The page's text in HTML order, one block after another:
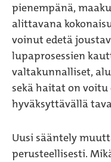
pienempänä,
alittavana
voinut edetä
lupaprosessien
valtakunnalliset,
sekä haitat on
hyväksyttävällä
Uusi sääntely
perusteellisesti.